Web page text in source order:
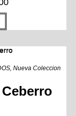
Nueva Coleccion